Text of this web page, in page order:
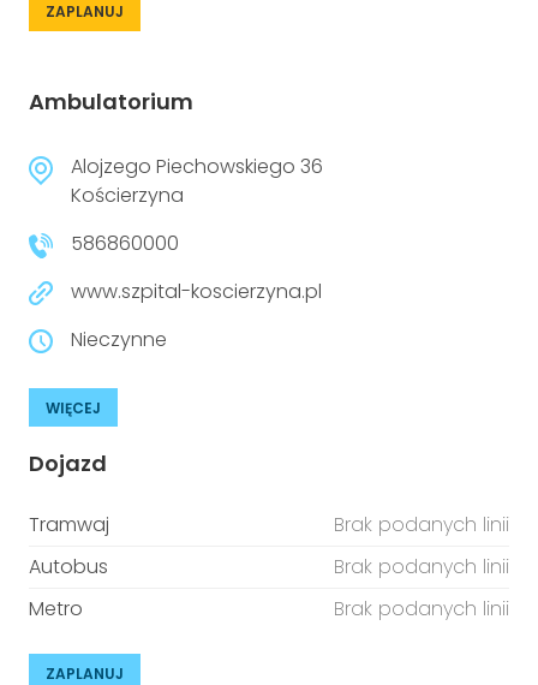
ZAPLANUJ
Ambulatorium
Alojzego Piechowskiego 36
Kościerzyna
586860000
www.szpital-koscierzyna.pl
Nieczynne
WIĘCEJ
Dojazd
Tramwaj
Brak podanych linii
Autobus
Brak podanych linii
Metro
Brak podanych linii
ZAPLANUJ